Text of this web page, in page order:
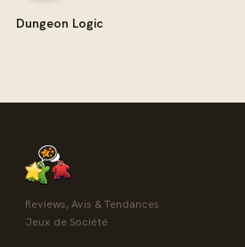
Dungeon Logic
Reviews, Avis & Tendances
Jeux de Société